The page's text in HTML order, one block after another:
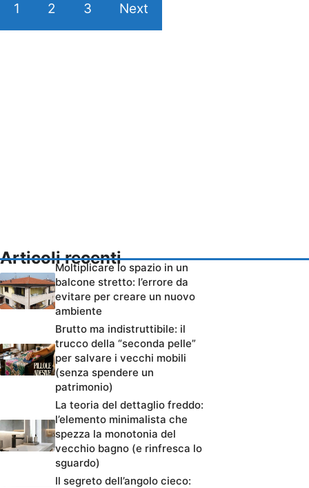
1 2 3 Next
Articoli recenti
Moltiplicare lo spazio in un
balcone stretto: l’errore da
evitare per creare un nuovo
ambiente
Brutto ma indistruttibile: il
trucco della “seconda pelle”
per salvare i vecchi mobili
(senza spendere un
patrimonio)
La teoria del dettaglio freddo:
l’elemento minimalista che
spezza la monotonia del
vecchio bagno (e rinfresca lo
sguardo)
Il segreto dell’angolo cieco: